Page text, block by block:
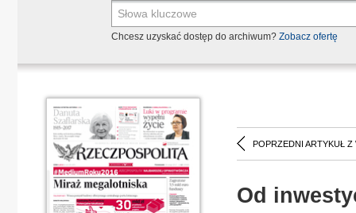
Chcesz uzyskać dostęp do archiwum? Zobacz ofertę
POPRZEDNI ARTYKUŁ Z
Od